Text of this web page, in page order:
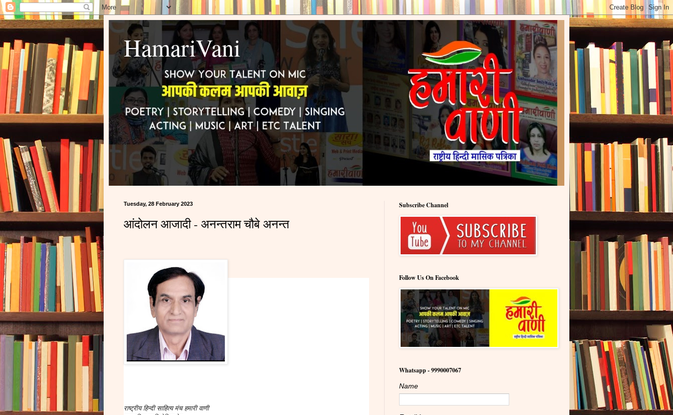
HamariVani
Tuesday, 28 February 2023
आंदोलन आजादी - अनन्तराम चौबे अनन्त
राष्ट्रीय हिन्दी साहित्य मंच हमारी वाणी
Subscribe Channel
Follow Us On Facebook
Whatsapp - 9990007067
Name